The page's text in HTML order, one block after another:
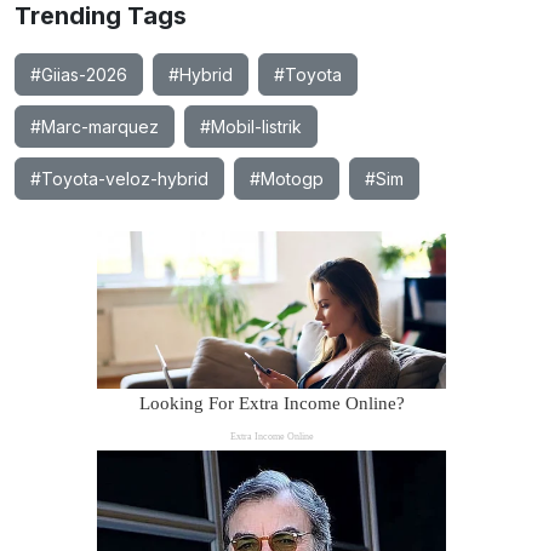
Trending Tags
#Giias-2026 #Hybrid #Toyota
#Marc-marquez #Mobil-listrik
#Toyota-veloz-hybrid #Motogp #Sim